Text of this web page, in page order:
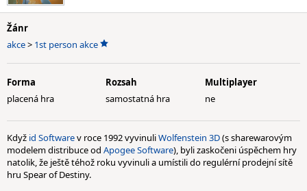
Žánr
akce> 1st person akce
Forma
placená hra
Rozsah
samostatná hra
Multiplayer
ne
Když id Softwarev roce 1992 vyvinuliWolfenstein 3D(s sharewarovým
modelem distribuce od Apogee Software), byli zaskočeni úspěchem hry
natolik, že ještě téhož roku vyvinuli a umístili do regulérní prodejní sítě
hru Spear of Destiny.